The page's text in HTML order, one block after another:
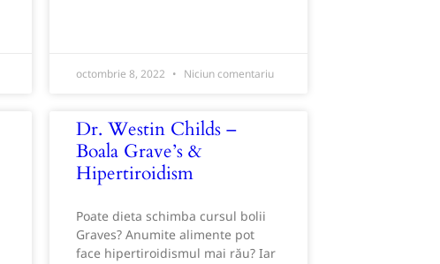
octombrie 8, 2022 Niciun comentariu
Dr. Westin Childs –
Boala Grave’s &
Hipertiroidism
Poate dieta schimba cursul bolii
Graves? Anumite alimente pot
face hipertiroidismul mai rău? Iar